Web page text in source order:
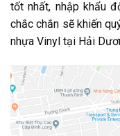
tốt nhất, nhập khẩu
chắc chắn sẽ khiến
nhựa Vinyl tại Hải